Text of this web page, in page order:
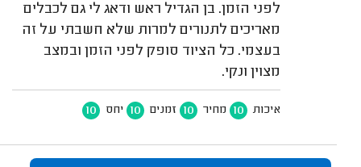
לפני הזמן. בן הגדיל ראש ודאג לי גם לכבלים
מאריכים לתנורים למרות שלא חשבתי על זה
בעצמי. כל הציוד סופק לפני הזמן ובמצב
מצוין ונקי.
איכות 10 מחיר 10 זמנים 10 יחס 10